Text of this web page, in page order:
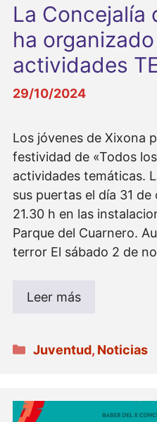
La Concejalía
ha
actividades
29/10/2024
Los jóvenes de Xixona
festividad de «Todos
actividades temáticas.
sus puertas el día 31
21.30 h en las
Parque del Cuarnero.
terror El sábado 2 de
Leer más
Categorías
Juventud, Noticias